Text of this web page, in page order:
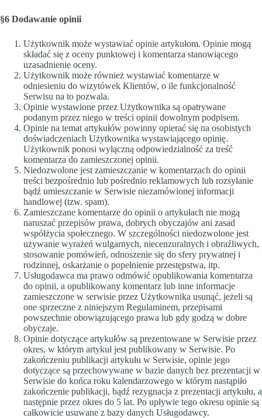
§6 Dodawanie opinii
Użytkownik może wystawiać opinie artykułom. Opinie mogą
składać się z oceny punktowej i komentarza stanowiącego
uzasadnienie oceny.
Użytkownik może również wystawiać komentarze w
odniesieniu do wizytówek Klientów, o ile funkcjonalność
Serwisu na to pozwala.
Opinie wystawione przez Użytkownika są opatrywane
podanym przez niego w treści opinii dowolnym podpisem.
Opinie na temat artykułów powinny opierać się na osobistych
doświadczeniach Użytkownika wystawiającego opinię.
Użytkownik ponosi wyłączną odpowiedzialność za treść
komentarza do zamieszczonej opinii.
Niedozwolone jest zamieszczanie w komentarzach do opinii
treści bezpośrednio lub pośrednio reklamowych lub rozsyłanie
bądź umieszczanie w Serwisie niezamówionej informacji
handlowej (tzw. spam).
Zamieszczane komentarze do opinii o artykułach nie mogą
naruszać przepisów prawa, dobrych obyczajów ani zasad
współżycia społecznego. W szczególności niedozwolone jest
używanie wyrażeń wulgarnych, niecenzuralnych i obraźliwych,
stosowanie pomówień, odnoszenie się do sfery prywatnej i
rodzinnej, oskarżanie o popełnienie przestępstwa, itp.
Usługodawca ma prawo odmówić opublikowania komentarza
do opinii, a opublikowany komentarz lub inne informacje
zamieszczone w serwisie przez Użytkownika usunąć, jeżeli są
one sprzeczne z niniejszym Regulaminem, przepisami
powszechnie obowiązującego prawa lub gdy godzą w dobre
obyczaje.
Opinie dotyczące artykułów są prezentowane w Serwisie przez
okres, w którym artykuł jest publikowany w Serwisie. Po
zakończeniu publikacji artykułu w Serwisie, opinie jego
dotyczące są przechowywane w bazie danych bez prezentacji w
Serwisie do końca roku kalendarzowego w którym nastąpiło
zakończenie publikacji, bądź rezygnacja z prezentacji artykułu, a
następnie przez okres do 5 lat. Po upływie tego okresu opinie są
całkowicie usuwane z bazy danych Usługodawcy.